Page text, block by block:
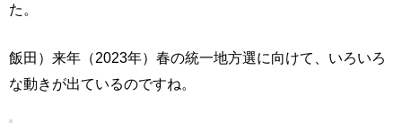
た。
飯田）来年（2023年）春の統一地方選に向けて、いろいろ
な動きが出ているのですね。